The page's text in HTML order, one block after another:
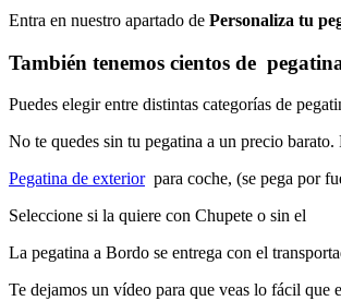
Entra en nuestro apartado de Personaliza tu
También tenemos cientos de
Puedes elegir entre distintas categorías de
No te quedes sin tu pegatina a un precio
Pegatina de exteriorpara coche, (se pega por
Seleccione si la quiere con Chupete o sin el
La pegatina a Bordo se entrega con el
Te dejamos un vídeo para que veas lo fácil que